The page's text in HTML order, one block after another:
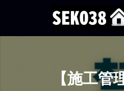
【施工管